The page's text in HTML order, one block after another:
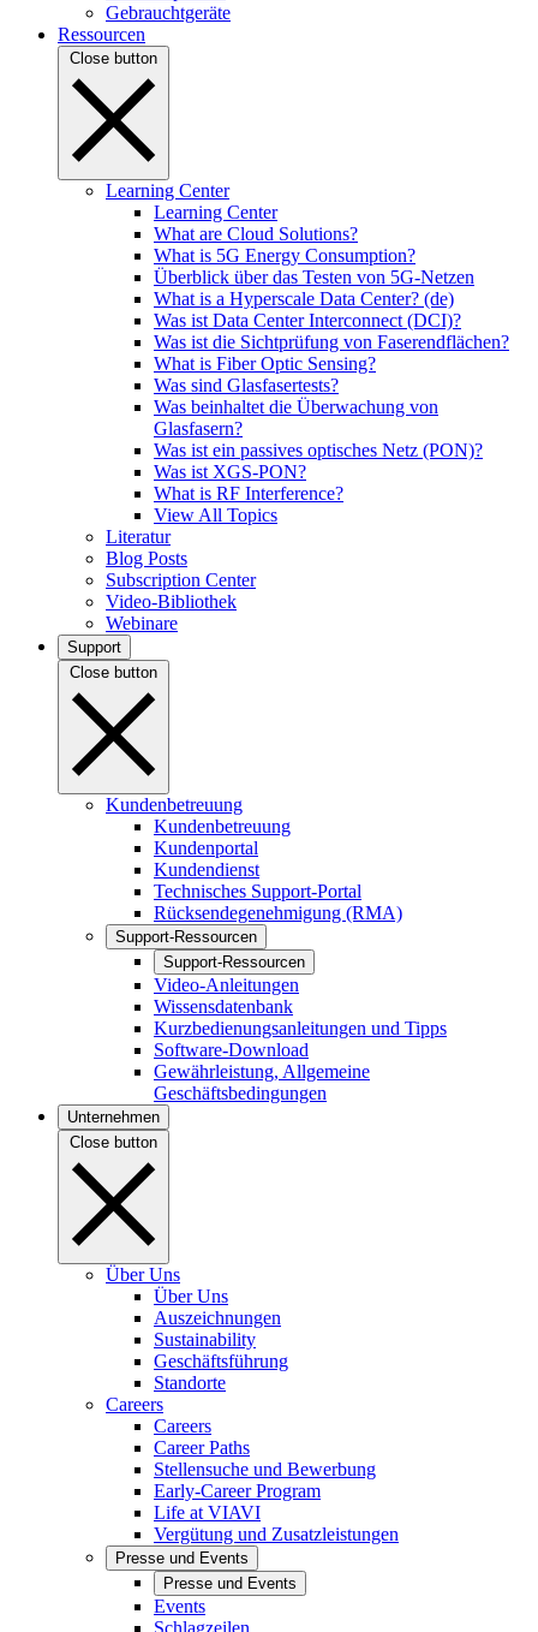
Gebrauchtgeräte
Ressourcen
Close button
Learning Center
Learning Center
What are Cloud Solutions?
What is 5G Energy Consumption?
Überblick über das Testen von 5G-Netzen
What is a Hyperscale Data Center? (de)
Was ist Data Center Interconnect (DCI)?
Was ist die Sichtprüfung von Faserendflächen?
What is Fiber Optic Sensing?
Was sind Glasfasertests?
Was beinhaltet die Überwachung von
Glasfasern?
Was ist ein passives optisches Netz (PON)?
Was ist XGS-PON?
What is RF Interference?
View All Topics
Literatur
Blog Posts
Subscription Center
Video-Bibliothek
Webinare
Support
Close button
Kundenbetreuung
Kundenbetreuung
Kundenportal
Kundendienst
Technisches Support-Portal
Rücksendegenehmigung (RMA)
Support-Ressourcen
Support-Ressourcen
Video-Anleitungen
Wissensdatenbank
Kurzbedienungsanleitungen und Tipps
Software-Download
Gewährleistung, Allgemeine
Geschäftsbedingungen
Unternehmen
Close button
Über Uns
Über Uns
Auszeichnungen
Sustainability
Geschäftsführung
Standorte
Careers
Careers
Career Paths
Stellensuche und Bewerbung
Early-Career Program
Life at VIAVI
Vergütung und Zusatzleistungen
Presse und Events
Presse und Events
Events